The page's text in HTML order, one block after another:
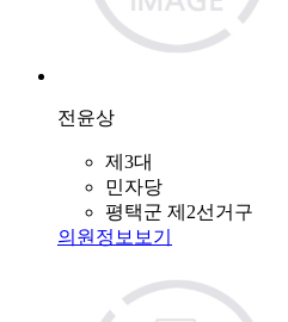
전윤상
제3대
민자당
평택군 제2선거구
의원정보보기